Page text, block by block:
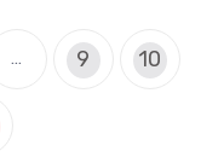
… 9 10